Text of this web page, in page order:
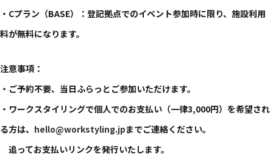
・Cプラン（BASE）：登記拠点でのイベント参加時に限り、施設利用
料が無料になります。
注意事項：
・ご予約不要、当日ふらっとご参加いただけます。
・ワークスタイリングで個人でのお支払い（一律3,000円）を希望され
る方は、 hello@workstyling.jpまでご連絡ください。
追ってお支払いリンクを発行いたします。